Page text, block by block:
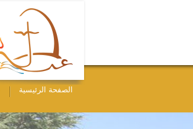
الصفحة الرئيسية